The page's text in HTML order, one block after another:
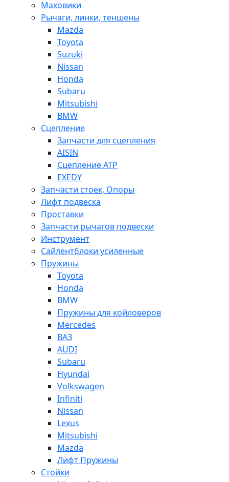
Маховики
Рычаги, линки, теншены
Mazda
Toyota
Suzuki
Nissan
Honda
Subaru
Mitsubishi
BMW
Сцепление
Запчасти для сцепления
AISIN
Сцепление ATP
EXEDY
Запчасти стоек, Опоры
Лифт подвеска
Проставки
Запчасти рычагов подвески
Инструмент
Сайлентблоки усиленные
Пружины
Toyota
Honda
BMW
Пружины для койловеров
Mercedes
ВАЗ
AUDI
Subaru
Hyundai
Volkswagen
Infiniti
Nissan
Lexus
Mitsubishi
Mazda
Лифт Пружины
Стойки